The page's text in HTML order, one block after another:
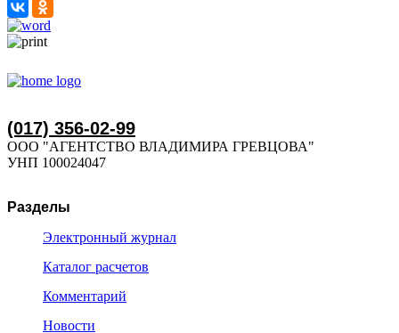
(017) 356-02-99
ООО "АГЕНТСТВО ВЛАДИМИРА ГРЕВЦОВА"
УНП 100024047
Разделы
Электронный журнал
Каталог расчетов
Комментарий
Новости